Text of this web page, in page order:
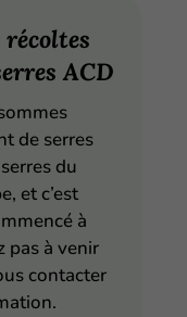
ACD
de serres
du
et c’est
à
pas à venir
contacter